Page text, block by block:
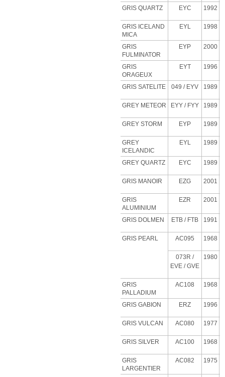
GRIS QUARTZ EYC 1992
GRIS ICELAND
MICA
EYL 1998
GRIS
FULMINATOR
EYP 2000
GRIS
ORAGEUX
EYT 1996
GRIS SATELITE 049 / EYV 1989
GREY METEOR EYY / FYY 1989
GREY STORM EYP 1989
GREY
ICELANDIC
EYL 1989
GREY QUARTZ EYC 1989
GRIS MANOIR EZG 2001
GRIS
ALUMINIUM
EZR 2001
GRIS DOLMEN ETB / FTB 1991
GRIS PEARL AC095 1968
073R /
EVE / GVE
1980
GRIS
PALLADIUM
AC108 1968
GRIS GABION ERZ 1996
GRIS VULCAN AC080 1977
GRIS SILVER AC100 1968
GRIS
LARGENTIER
AC082 1975